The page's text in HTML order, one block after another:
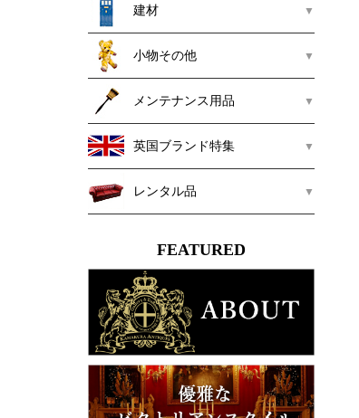
建材
小物その他
メンテナンス用品
英国ブランド特集
レンタル品
FEATURED